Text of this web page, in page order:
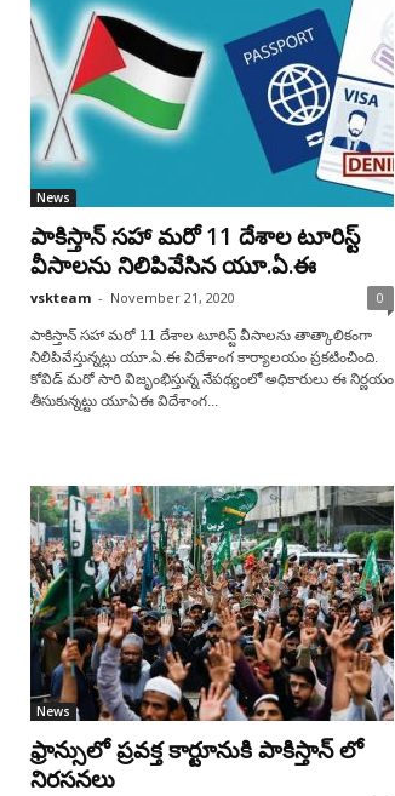
News
పాకిస్తాన్ సహా మరో 11 దేశాల టూరిస్ట్
వీసాలను నిలిపివేసిన యూ.ఏ.ఈ
vskteam - November 21, 2020 0
పాకిస్తాన్ సహా మరో 11 దేశాల టూరిస్ట్ వీసాలను తాత్కాలికంగా
నిలిపివేస్తున్నట్లు యూ.ఏ.ఈ విదేశాంగ కార్యాలయం ప్రకటించింది.
కోవిడ్ మ‌రో సారి విజృంభిస్తున్న నేపథ్యంలో అధికారులు ఈ నిర్ణయం
తీసుకున్నట్టు యూఏఈ విదేశాంగ...
News
ఫ్రాన్సులో ప్రవక్త కార్టూనుకి పాకిస్తాన్ లో
నిరసనలు